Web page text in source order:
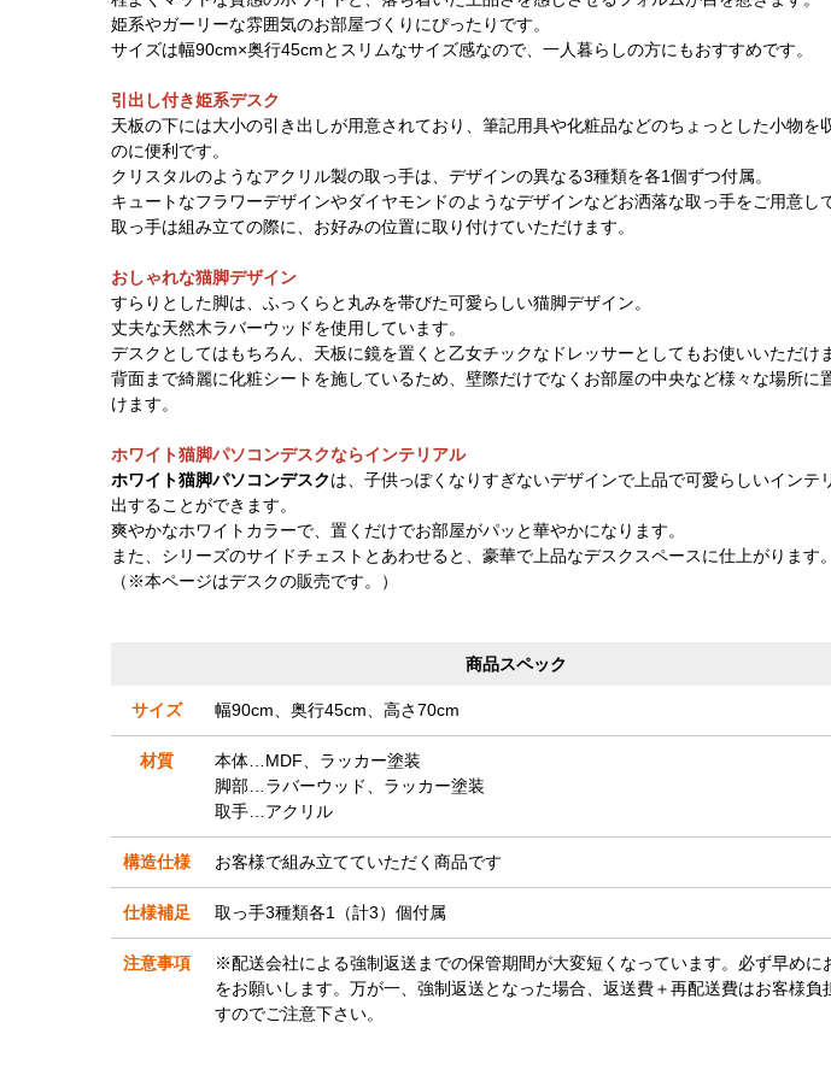
姫系やガーリーな雰囲気のお部屋づくりにぴったりです。
サイズは幅90cm×奥行45cmとスリムなサイズ感なので、一人暮らしの方にもおすすめです。
引出し付き姫系デスク
天板の下には大小の引き出しが用意されており、筆記用具や化粧品などのちょっとした小物を
のに便利です。
クリスタルのようなアクリル製の取っ手は、デザインの異なる3種類を各1個ずつ付属。
キュートなフラワーデザインやダイヤモンドのようなデザインなどお洒落な取っ手をご用意し
取っ手は組み立ての際に、お好みの位置に取り付けていただけます。
おしゃれな猫脚デザイン
すらりとした脚は、ふっくらと丸みを帯びた可愛らしい猫脚デザイン。
丈夫な天然木ラバーウッドを使用しています。
デスクとしてはもちろん、天板に鏡を置くと乙女チックなドレッサーとしてもお使いいただけ
背面まで綺麗に化粧シートを施しているため、壁際だけでなくお部屋の中央など様々な場所に
けます。
ホワイト猫脚パソコンデスクならインテリアル
ホワイト猫脚パソコンデスクは、子供っぽくなりすぎないデザインで上品で可愛らしいインテ
出することができます。
爽やかなホワイトカラーで、置くだけでお部屋がパッと華やかになります。
また、シリーズのサイドチェストとあわせると、豪華で上品なデスクスペースに仕上がります。
（※本ページはデスクの販売です。）
商品スペック
サイズ 幅90cm、奥行45cm、高さ70cm
材質
本体…MDF、ラッカー塗装
脚部…ラバーウッド、ラッカー塗装
取手…アクリル
構造仕様 お客様で組み立てていただく商品です
仕様補足 取っ手3種類各1（計3）個付属
注意事項
※配送会社による強制返送までの保管期間が大変短くなっています。必ず早めに
をお願いします。万が一、強制返送となった場合、返送費＋再配送費はお客様負
すのでご注意下さい。